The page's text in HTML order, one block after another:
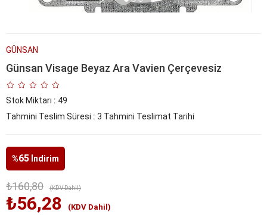
GÜNSAN
Günsan Visage Beyaz Ara Vavien Çerçevesiz
Stok Miktarı : 49
Tahmini Teslim Süresi : 3 Tahmini Teslimat Tarihi
%65 İndirim
₺160,80 (KDV Dahil)
₺56,28 (KDV Dahil)